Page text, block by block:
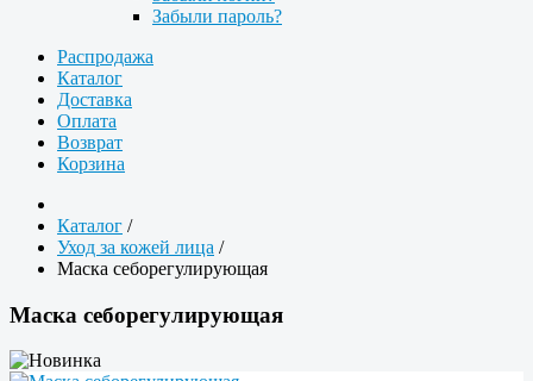
Забыли пароль?
Распродажа
Каталог
Доставка
Оплата
Возврат
Корзина
Каталог /
Уход за кожей лица /
Маска себорегулирующая
Маска себорегулирующая